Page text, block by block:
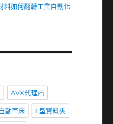
料如何翻轉工業自動化
AVX代理商
動車床 L型資料夾